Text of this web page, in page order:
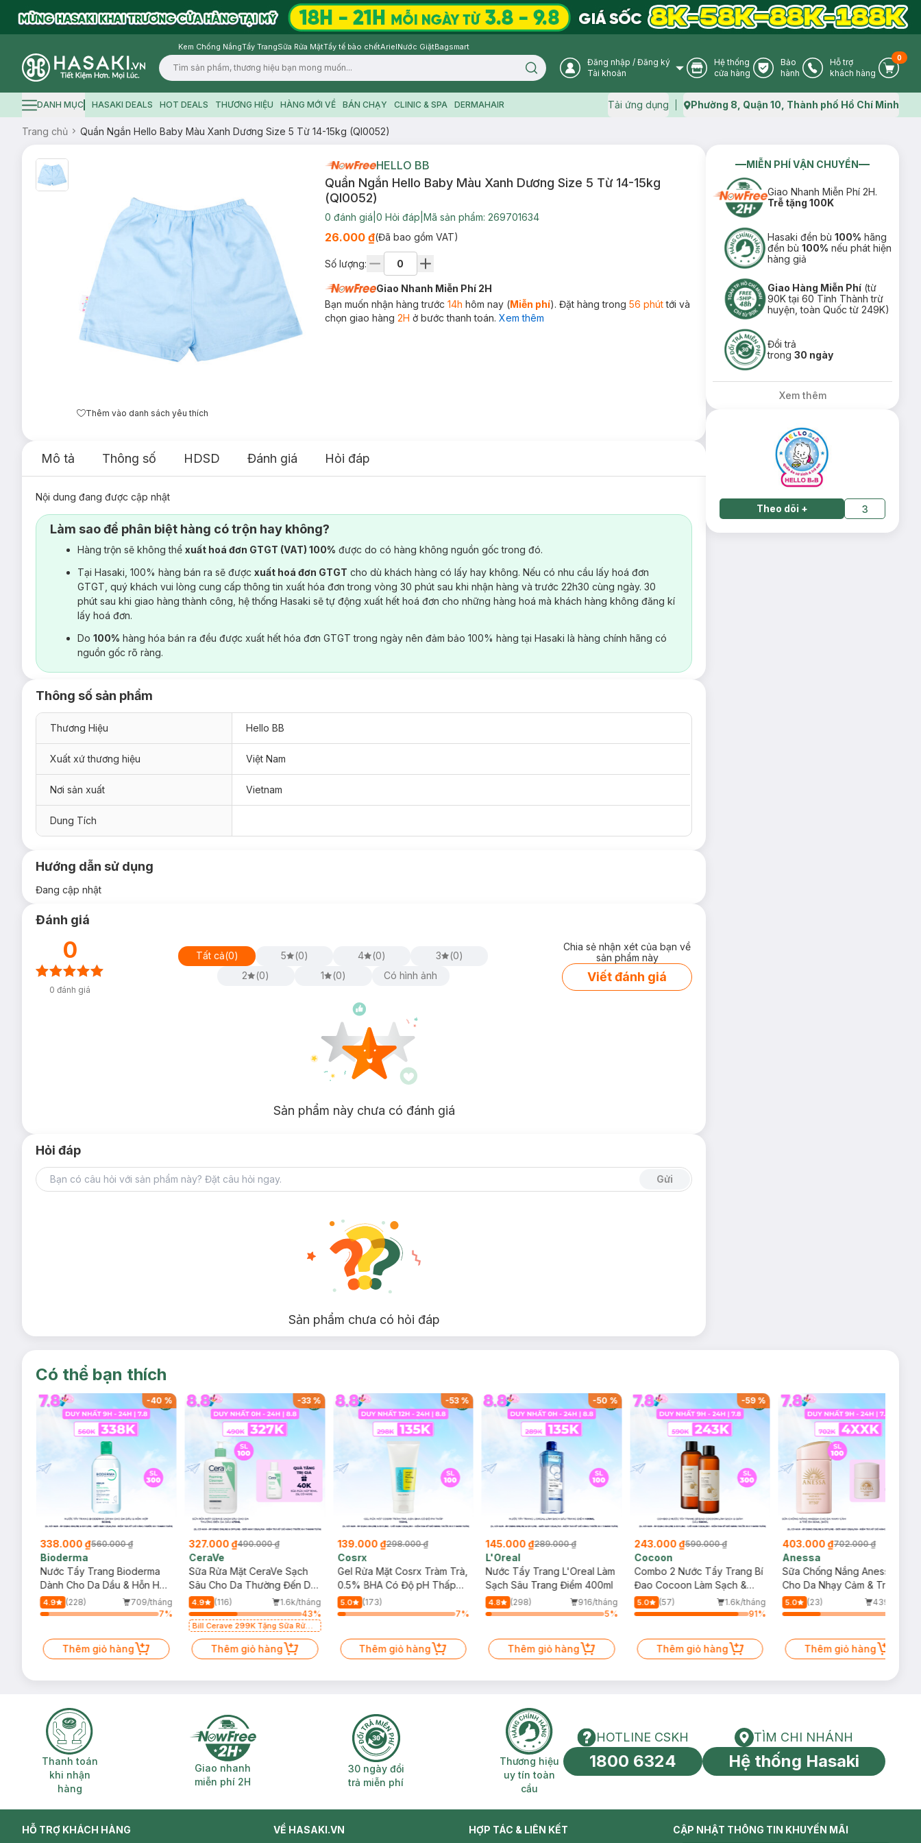
Kem Chống NắngTẩy TrangSữa Rửa MặtTẩy tế bào chếtArielNước GiặtBagsmart
Logo
Search icon User Icon
Đăng nhập / Đăng ký
Tài khoản
Store Icon
Hệ thống
cửa hàng
Warranty Icon
Bảo
hành
Phone Icon
Hỗ trợ
khách hàng
Cart
0
Hamburger icon
DANH MỤC HASAKI DEALS HOT DEALS THƯƠNG HIỆU HÀNG MỚI VỀ BÁN CHẠY CLINIC & SPA DERMAHAIR Tải ứng dụng Map icon
Phường 8, Quận 10, Thành phố Hồ Chí Minh
Trang chủ Quần Ngắn Hello Baby Màu Xanh Dương Size 5 Từ 14-15kg (Ql0052)
Thêm vào danh sách yêu thích
HELLO BB
Quần Ngắn Hello Baby Màu Xanh Dương Size 5 Từ 14-15kg
(Ql0052)
0 đánh giá 0 Hỏi đáp Mã sản phẩm: 269701634
26.000 ₫(Đã bao gồm VAT)
Số lượng:
Giao Nhanh Miễn Phí 2H
Bạn muốn nhận hàng trước 14h hôm nay (Miễn phí). Đặt hàng trong 56 phúttới và
chọn giao hàng 2H ở bước thanh toán. Xem thêm
Mô tả Thông số HDSD Đánh giá Hỏi đáp
Nội dung đang được cập nhật
Làm sao để phân biệt hàng có trộn hay không?
Hàng trộn sẽ không thể xuất hoá đơn GTGT (VAT) 100% được do có hàng không nguồn gốc trong đó.
Tại Hasaki, 100% hàng bán ra sẽ được xuất hoá đơn GTGT cho dù khách hàng có lấy hay không. Nếu có nhu cầu lấy hoá đơn
GTGT, quý khách vui lòng cung cấp thông tin xuất hóa đơn trong vòng 30 phút sau khi nhận hàng và trước 22h30 cùng ngày. 30
phút sau khi giao hàng thành công, hệ thống Hasaki sẽ tự động xuất hết hoá đơn cho những hàng hoá mà khách hàng không đăng kí
lấy hoá đơn.
Do 100% hàng hóa bán ra đều được xuất hết hóa đơn GTGT trong ngày nên đảm bảo 100% hàng tại Hasaki là hàng chính hãng có
nguồn gốc rõ ràng.
Thông số sản phẩm
Thương Hiệu Hello BB
Xuất xứ thương hiệu Việt Nam
Nơi sản xuất Vietnam
Dung Tích
Hướng dẫn sử dụng
Đang cập nhật
Đánh giá
0
0 đánh giá
Tất cả(0) 5 (0) 4 (0) 3 (0)
2
(0) 1 (0) Có hình ảnh
Chia sẻ nhận xét của bạn về
sản phẩm này
Viết đánh giá
Sản phẩm này chưa có đánh giá
Hỏi đáp
Gửi
Sản phẩm chưa có hỏi đáp
MIỄN PHÍ VẬN CHUYỂN
Giao Nhanh Miễn Phí 2H.
Trễ tặng 100K
Hasaki đền bù100% hãng
đền bù100% nếu phát hiện
hàng giả
Giao Hàng Miễn Phí (từ
90K tại 60 Tỉnh Thành trừ
huyện, toàn Quốc từ 249K)
Đổi trả
trong30 ngày
Xem thêm
Theo dõi + 3
Có thể bạn thích
-40 %
338.000 ₫560.000 ₫
Bioderma
Nước Tẩy Trang Bioderma
Dành Cho Da Dầu & Hỗn Hợp
500ml
4.9 (228)
709/tháng
7%
Thêm giỏ hàng
-33%
327.000 ₫490.000 ₫
CeraVe
Sữa Rửa Mặt CeraVe Sạch
Sâu Cho Da Thường Đến Da
Dầu 473ml
4.9 (116)
1.6k/tháng
43%
Bill Cerave 299K Tặng Sữa Rửa
Mặt Cerave 30ml (SL có hạn)
Thêm giỏ hàng
-53%
139.000 ₫298.000 ₫
Cosrx
Gel Rửa Mặt Cosrx Tràm Trà,
0.5% BHA Có Độ pH Thấp
150ml
5.0
(173)
7%
Thêm giỏ hàng
-50 %
145.000 ₫289.000 ₫
L'Oreal
Nước Tẩy Trang L'Oreal Làm
Sạch Sâu Trang Điểm 400ml
4.8 (298)
916/tháng
5%
Thêm giỏ hàng
-59%
243.000 ₫590.000 ₫
Cocoon
Combo 2 Nước Tẩy Trang Bí
Đao Cocoon Làm Sạch &
Giảm Dầu 500ml
5.0 (57)
1.6k/tháng
91%
Thêm giỏ hàng
403.000 ₫702.000 ₫
Anessa
Sữa Chống Nắng Anessa
Cho Da Nhạy Cảm & Trẻ Em
60ml (Mới)
5.0 (23)
439/tháng
Thêm giỏ hàng
Thanh toán khi nhận hàng
Thanh toán
khi nhận
hàng
Giao nhanh miễn phí 2H
Giao nhanh
miễn phí 2H
30 ngày đổi trả miễn phí
30 ngày đổi
trả miễn phí
Thương hiệu uy tín toàn cầu
Thương hiệu
uy tín toàn
cầu
HOTLINE CSKH
HOTLINE CSKH
1800 6324
Tìm chi nhánh
TÌM CHI NHÁNH
Hệ thống Hasaki
HỖ TRỢ KHÁCH HÀNG VỀ HASAKI.VN HỢP TÁC & LIÊN KẾT CẬP NHẬT THÔNG TIN KHUYẾN MÃI